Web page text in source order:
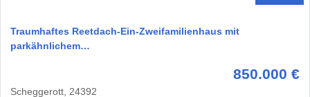
Traumhaftes Reetdach-Ein-Zweifamilienhaus mit
parkähnlichem…
850.000 €
Scheggerott, 24392